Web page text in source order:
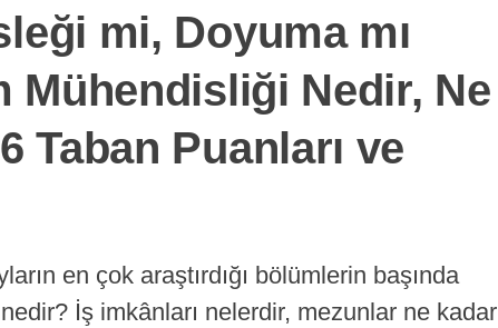
mi, Doyuma mı
Mühendisliği Nedir, Ne
Taban Puanları ve
en çok araştırdığı bölümlerin başında
İş imkânları nelerdir, mezunlar ne kadar